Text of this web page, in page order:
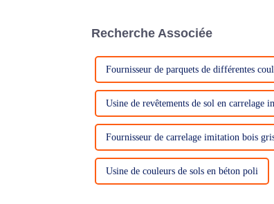
Recherche Associée
Fournisseur de parquets de différentes
Usine de revêtements de sol en carrelage
Fournisseur de carrelage imitation bois
Usine de couleurs de sols en béton poli